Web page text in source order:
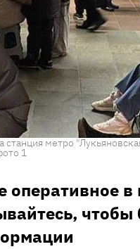
станция метро
1
оперативное
чтобы